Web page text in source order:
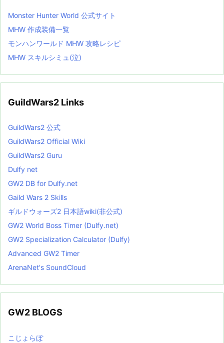
Monster Hunter World 公式サイト
MHW 作成装備一覧
モンハンワールド MHW 攻略レシピ
MHW スキルシミュ(泣)
GuildWars2 Links
GuildWars2 公式
GuildWars2 Official Wiki
GuildWars2 Guru
Dulfy net
GW2 DB for Dulfy.net
Gaild Wars 2 Skills
ギルドウォーズ2 日本語wiki(非公式)
GW2 World Boss Timer (Dulfy.net)
GW2 Specialization Calculator (Dulfy)
Advanced GW2 Timer
ArenaNet's SoundCloud
GW2 BLOGS
こじょらぼ